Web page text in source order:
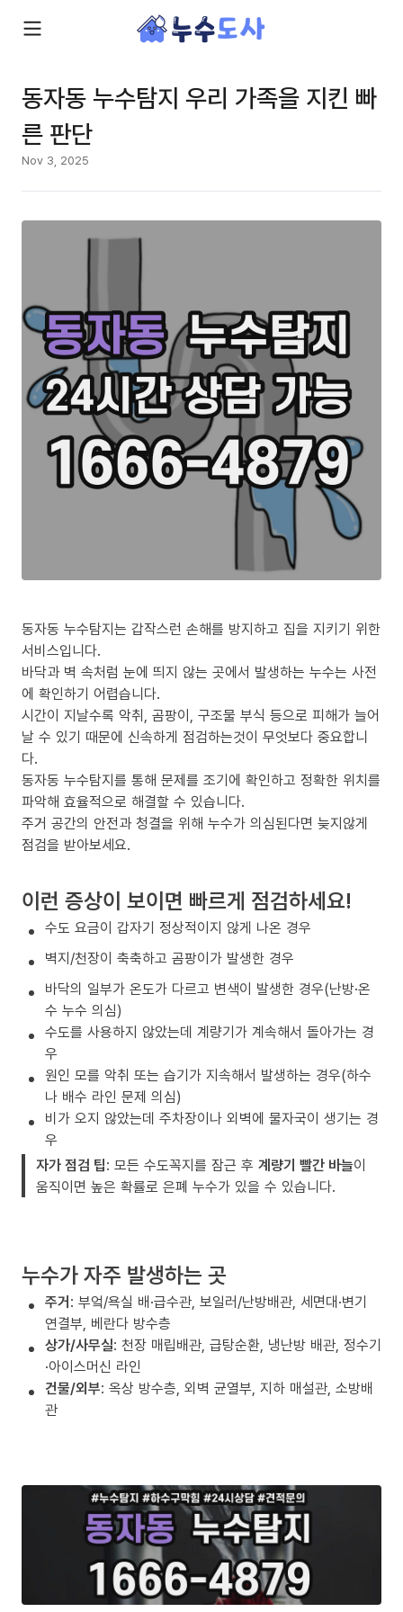
동자동 누수탐지 우리 가족을 지킨 빠
른 판단
Nov 3, 2025
동자동 누수탐지는 갑작스런 손해를 방지하고 집을 지키기 위한
서비스입니다.
바닥과 벽 속처럼 눈에 띄지 않는 곳에서 발생하는 누수는 사전
에 확인하기 어렵습니다.
시간이 지날수록 악취, 곰팡이, 구조물 부식 등으로 피해가 늘어
날 수 있기 때문에 신속하게 점검하는것이 무엇보다 중요합니
다.
동자동 누수탐지를 통해 문제를 조기에 확인하고 정확한 위치를
파악해 효율적으로 해결할 수 있습니다.
주거 공간의 안전과 청결을 위해 누수가 의심된다면 늦지않게
점검을 받아보세요.
이런 증상이 보이면 빠르게 점검하세요!
수도 요금이 갑자기 정상적이지 않게 나온 경우
벽지/천장이 축축하고 곰팡이가 발생한 경우
바닥의 일부가 온도가 다르고 변색이 발생한 경우(난방·온
수 누수 의심)
수도를 사용하지 않았는데 계량기가 계속해서 돌아가는 경
우
원인 모를 악취 또는 습기가 지속해서 발생하는 경우(하수
나 배수 라인 문제 의심)
비가 오지 않았는데 주차장이나 외벽에 물자국이 생기는 경
우
자가 점검 팁: 모든 수도꼭지를 잠근 후 계량기 빨간 바늘이
움직이면 높은 확률로 은폐 누수가 있을 수 있습니다.
누수가 자주 발생하는 곳
주거: 부엌/욕실 배·급수관, 보일러/난방배관, 세면대·변기
연결부, 베란다 방수층
상가/사무실: 천장 매립배관, 급탕순환, 냉난방 배관, 정수기
·아이스머신 라인
건물/외부: 옥상 방수층, 외벽 균열부, 지하 매설관, 소방배
관